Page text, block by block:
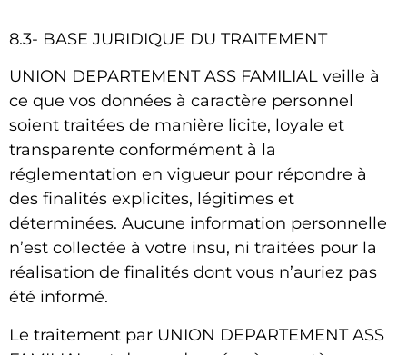
8.3- BASE JURIDIQUE DU TRAITEMENT
UNION DEPARTEMENT ASS FAMILIAL veille à
ce que vos données à caractère personnel
soient traitées de manière licite, loyale et
transparente conformément à la
réglementation en vigueur pour répondre à
des finalités explicites, légitimes et
déterminées. Aucune information personnelle
n’est collectée à votre insu, ni traitées pour la
réalisation de finalités dont vous n’auriez pas
été informé.
Le traitement par UNION DEPARTEMENT ASS